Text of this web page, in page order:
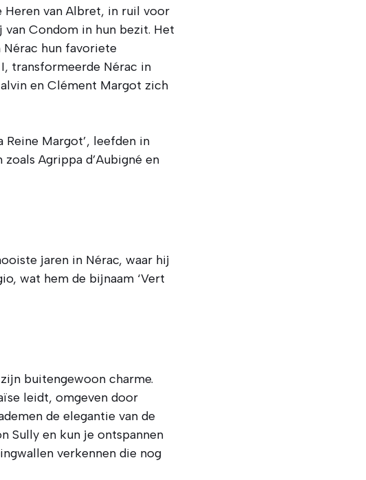
Heren van Albret, in ruil voor
van Condom in hun bezit. Het
Nérac hun favoriete
transformeerde Nérac in
en Clément Margot zich
Reine Margot’, leefden in
Agrippa d’Aubigné en
jaren in Nérac, waar hij
wat hem de bijnaam ‘Vert
buitengewoon charme.
leidt, omgeven door
de elegantie van de
Sully en kun je ontspannen
verkennen die nog